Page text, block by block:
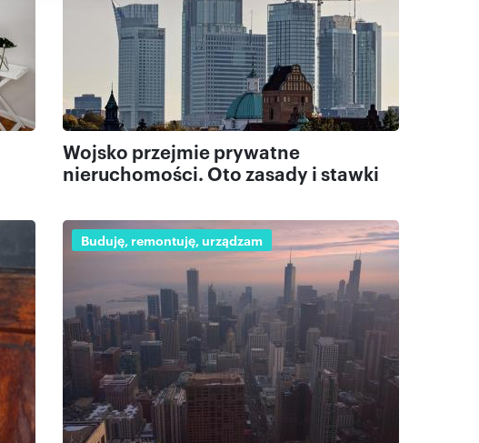
Wojsko przejmie prywatne
nieruchomości. Oto zasady i stawki
Buduję, remontuję, urządzam